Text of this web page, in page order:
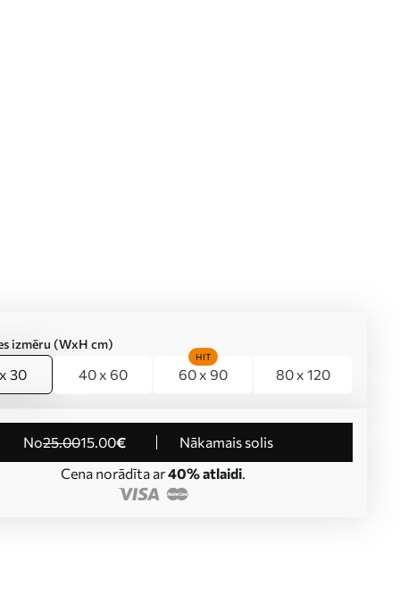
izmēru (WxH cm)
30 40 x 60 60 x 90
HIT
80 x 120
no25.0015.00€
Nākamais solis
Cena norādīta ar40% atlaidi.